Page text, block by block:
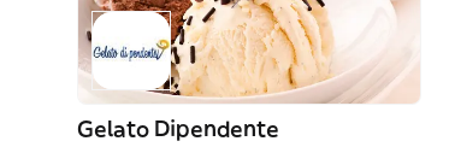
Gelato Dipendente